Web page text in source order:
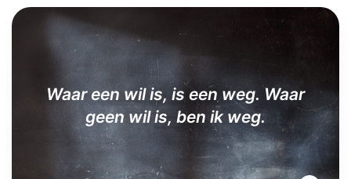
Waar een wil is, is een weg. Waar
geen wil is, ben ik weg.